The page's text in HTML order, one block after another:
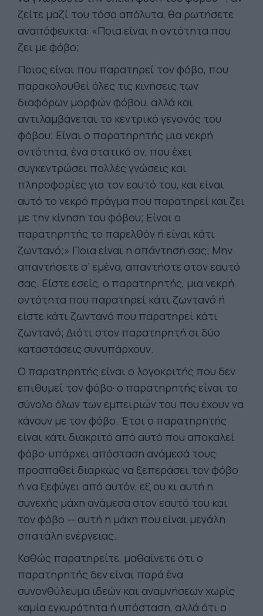
ζείτε μαζί του τόσο απόλυτα, θα ρωτήσετε
αναπόφευκτα: «Ποια είναι η οντότητα που
ζει με φόβο;
Ποιος είναι που παρατηρεί τον φόβο, που
παρακολουθεί όλες τις κινήσεις των
διαφόρων μορφών φόβου, αλλά και
αντιλαμβάνεται το κεντρικό γεγονός του
φόβου; Είναι ο παρατηρητής μια νεκρή
οντότητα, ένα στατικό ον, που έχει
συγκεντρώσει πολλές γνώσεις και
πληροφορίες για τον εαυτό του, και είναι
αυτό το νεκρό πράγμα που παρατηρεί και ζει
με την κίνηση του φόβου; Είναι ο
παρατηρητής το παρελθόν ή είναι κάτι
ζωντανό;» Ποια είναι η απάντησή σας; Μην
απαντήσετε σ’ εμένα, απαντήστε στον εαυτό
σας. Είστε εσείς, ο παρατηρητής, μια νεκρή
οντότητα που παρατηρεί κάτι ζωντανό ή
είστε κάτι ζωντανό που παρατηρεί κάτι
ζωντανό; Διότι στον παρατηρητή οι δύο
καταστάσεις συνυπάρχουν.
Ο παρατηρητής είναι ο λογοκριτής που δεν
επιθυμεί τον φόβο· ο παρατηρητής είναι το
σύνολο όλων των εμπειριών του που έχουν να
κάνουν με τον φόβο. Έτσι ο παρατηρητής
είναι κάτι διακριτό από αυτό που αποκαλεί
φόβο· υπάρχει απόσταση ανάμεσά τους·
προσπαθεί διαρκώς να ξεπεράσει τον φόβο
ή να ξεφύγει από αυτόν, εξ ου κι αυτή η
συνεχής μάχη ανάμεσα στον εαυτό του και
τον φόβο — αυτή η μάχη που είναι μεγάλη
σπατάλη ενέργειας.
Καθώς παρατηρείτε, μαθαίνετε ότι ο
παρατηρητής δεν είναι παρά ένα
συνονθύλευμα ιδεών και αναμνήσεων χωρίς
καμία εγκυρότητα ή υπόσταση, αλλά ότι ο